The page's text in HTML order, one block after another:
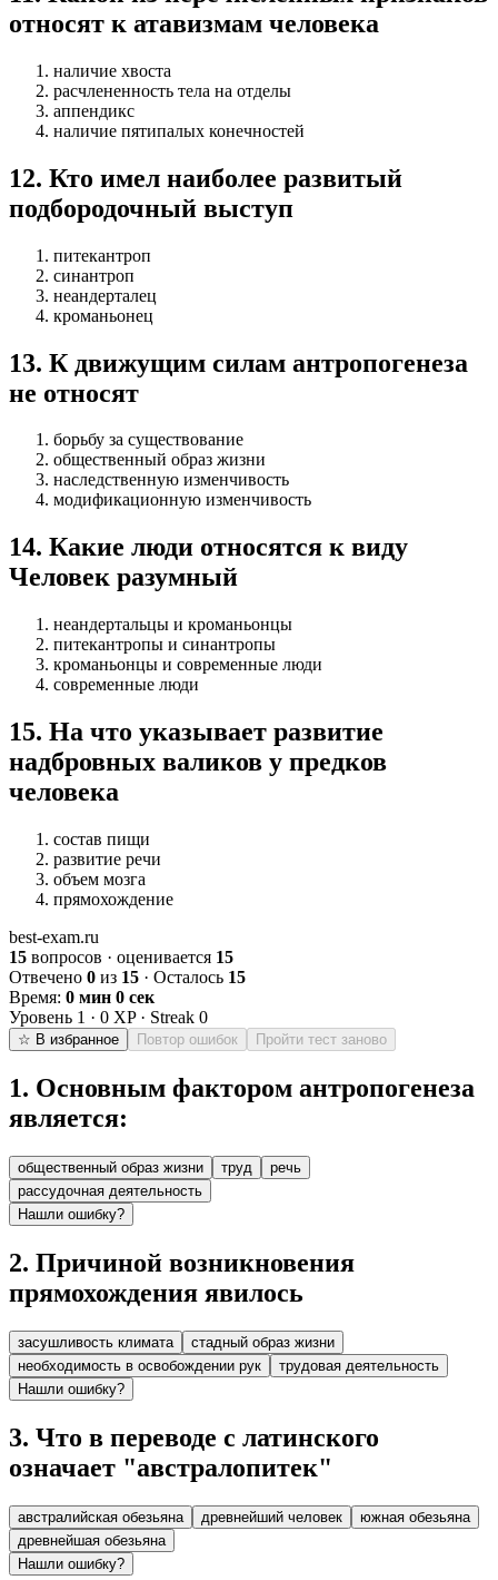
относят к атавизмам человека
наличие хвоста
расчлененность тела на отделы
аппендикс
наличие пятипалых конечностей
12. Кто имел наиболее развитый
подбородочный выступ
питекантроп
синантроп
неандерталец
кроманьонец
13. К движущим силам антропогенеза
не относят
борьбу за существование
общественный образ жизни
наследственную изменчивость
модификационную изменчивость
14. Какие люди относятся к виду
Человек разумный
неандертальцы и кроманьонцы
питекантропы и синантропы
кроманьонцы и современные люди
современные люди
15. На что указывает развитие
надбровных валиков у предков
человека
состав пищи
развитие речи
объем мозга
прямохождение
best-exam.ru
15 вопросов · оценивается 15
Отвечено 0 из 15 · Осталось 15
Время: 0 мин 0 сек
Уровень 1 · 0 XP · Streak 0
☆ В избранное Повтор ошибок Пройти тест заново
1. Основным фактором антропогенеза
является:
общественный образ жизни труд
речь
рассудочная деятельность
Нашли ошибку?
2. Причиной возникновения
прямохождения явилось
засушливость климата
стадный образ жизни
необходимость в освобождении рук
трудовая деятельность
Нашли ошибку?
3. Что в переводе с латинского
означает "австралопитек"
австралийская обезьяна древнейший человек
южная обезьяна
древнейшая обезьяна
Нашли ошибку?